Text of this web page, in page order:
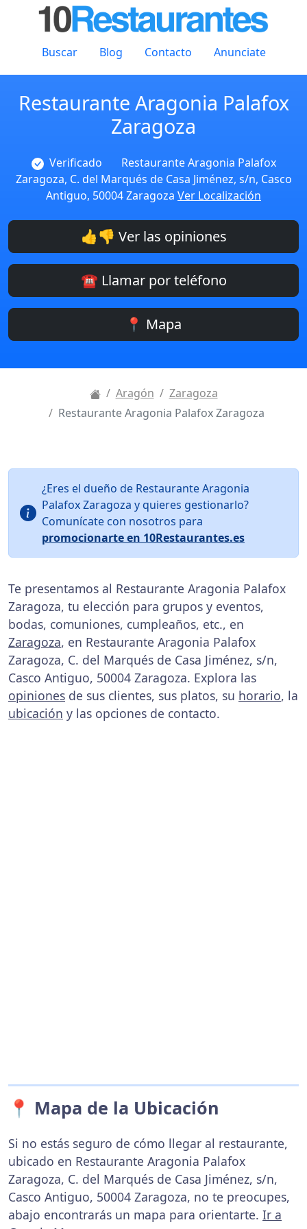
Buscar Blog Contacto Anunciate
Restaurante Aragonia Palafox
Zaragoza
Verificado
Restaurante Aragonia Palafox
Zaragoza, C. del Marqués de Casa Jiménez, s/n, Casco
Antiguo, 50004 Zaragoza Ver Localización
👍👎 Ver las opiniones
☎️ Llamar por teléfono
📍 Mapa
Aragón
Zaragoza
Restaurante Aragonia Palafox Zaragoza
¿Eres el dueño de Restaurante Aragonia
Palafox Zaragoza y quieres gestionarlo?
Comunícate con nosotros para
promocionarte en 10Restaurantes.es
Te presentamos al Restaurante Aragonia Palafox
Zaragoza, tu elección para grupos y eventos,
bodas, comuniones, cumpleaños, etc., en
Zaragoza, en Restaurante Aragonia Palafox
Zaragoza, C. del Marqués de Casa Jiménez, s/n,
Casco Antiguo, 50004 Zaragoza. Explora las
opiniones de sus clientes, sus platos, su horario, la
ubicación y las opciones de contacto.
📍 Mapa de la Ubicación
Si no estás seguro de cómo llegar al restaurante,
ubicado en Restaurante Aragonia Palafox
Zaragoza, C. del Marqués de Casa Jiménez, s/n,
Casco Antiguo, 50004 Zaragoza, no te preocupes,
abajo encontrarás un mapa para orientarte. Ir a